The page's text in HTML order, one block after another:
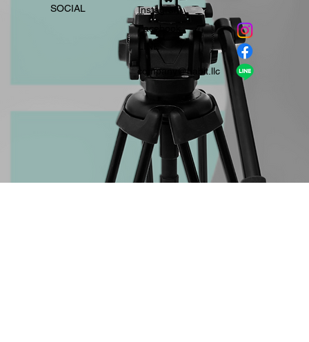
​SOCIAL
Instagram
​Facebook
company＠habit.llc